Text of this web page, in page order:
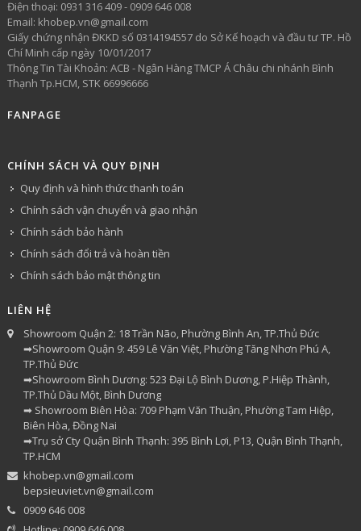
​Điện thoại: 0931 316 409 - 0909 646 008
Email: khobep.vn@gmail.com
Giấy chứng nhận ĐKKD số 0314194557 do Sở Kế hoạch và đầu tư TP. Hồ
Chí Minh cấp ngày 10/01/2017
Thông Tin Tài Khoản: ACB - Ngân Hàng TMCP Á Châu chi nhánh Bình
Thạnh Tp.HCM, STK 66996666
FANPAGE
CHÍNH SÁCH VÀ QUY ĐỊNH
Quy định và hình thức thanh toán
Chính sách vận chuyển và giao nhận
Chính sách bảo hành
Chính sách đổi trả và hoàn tiền
Chính sách bảo mật thông tin
LIÊN HỆ
Showroom Quận 2: 18 Trần Não, Phường Bình An, TP.Thủ Đức
➡Showroom Quận 9: 459 Lê Văn Việt, Phường Tăng Nhơn Phú A,
TP.Thủ Đức
➡Showroom Bình Dương: 523 Đại Lộ Bình Dương, P.Hiệp Thành,
TP.Thủ Dầu Một, Bình Dương
➡ Showroom Biên Hòa: 709 Phạm Văn Thuận, Phường Tam Hiệp,
Biên Hòa, Đồng Nai
➡Trụ sở Cty Quận Bình Thạnh: 395 Bình Lợi, P13, Quận Bình Thạnh,
TP.HCM
khobep.vn@gmail.com
bepsieuviet.vn@gmail.com
0909 646 008